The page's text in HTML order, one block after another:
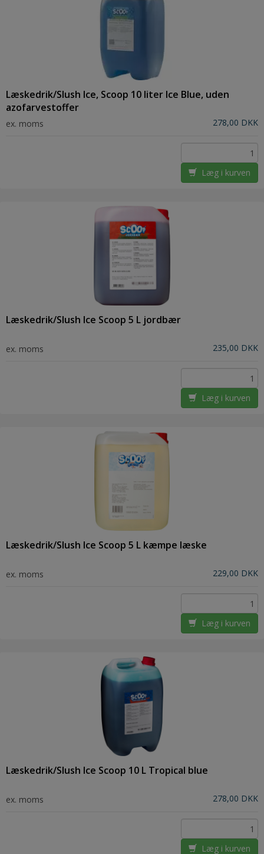
Læskedrik/Slush Ice, Scoop 10 liter Ice Blue, uden
azofarvestoffer
ex. moms 278,00 DKK
Læg i kurven
Læskedrik/Slush Ice Scoop 5 L jordbær
ex. moms 235,00 DKK
Læg i kurven
Læskedrik/Slush Ice Scoop 5 L kæmpe læske
ex. moms 229,00 DKK
Læg i kurven
Læskedrik/Slush Ice Scoop 10 L Tropical blue
ex. moms 278,00 DKK
Læg i kurven